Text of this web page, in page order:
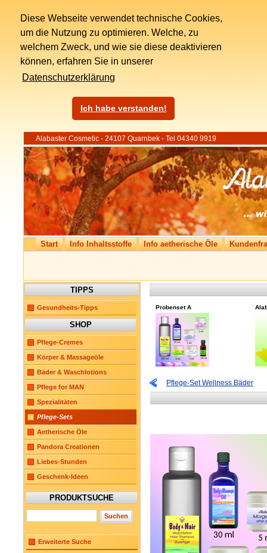
Diese Webseite verwendet technische Cookies,
um die Nutzung zu optimieren. Welche, zu
welchem Zweck, und wie sie diese deaktivieren
können, erfahren Sie in unserer
Datenschutzerklärung
Ich habe verstanden!
Alabaster Cosmetic - 24107 Quarnbek - Tel 04340 9919
Start Info Inhaltsstoffe Info aetherische Öle
TIPPS
Gesundheits-Tipps
SHOP
Pflege-Cremes
Körper & Massageöle
Bäder & Waschlotions
Pflege for MAN
Spezialitäten
Pflege-Sets
Aetherische Öle
Pandora Creationen
Liebes-Stunden
Geschenk-Ideen
PRODUKTSUCHE
Erweiterte Suche
Probenset A
Pflege-Set Wellness Bäder